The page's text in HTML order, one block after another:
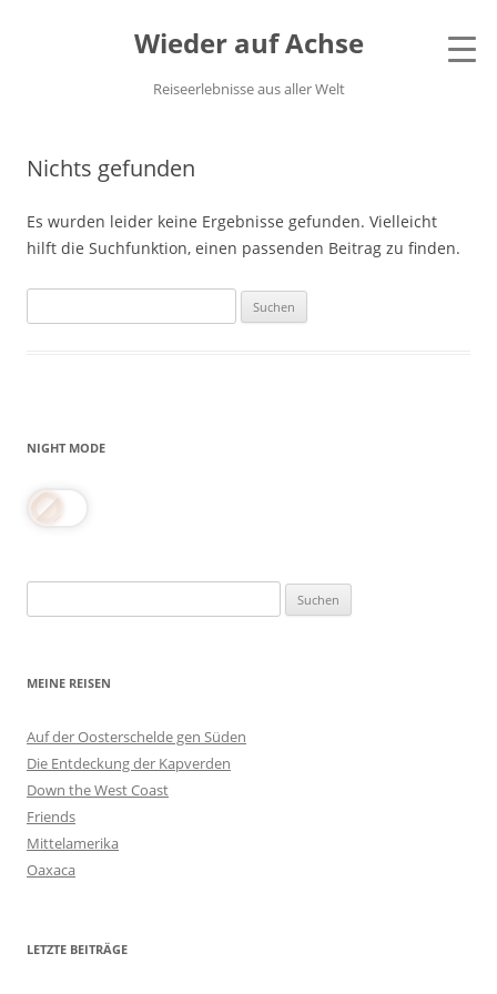
Wieder auf Achse
Reiseerlebnisse aus aller Welt
Nichts gefunden
Es wurden leider keine Ergebnisse gefunden. Vielleicht
hilft die Suchfunktion, einen passenden Beitrag zu finden.
nach:
NIGHT MODE
nach:
MEINE REISEN
Auf der Oosterschelde gen Süden
Die Entdeckung der Kapverden
Down the West Coast
Friends
Mittelamerika
Oaxaca
LETZTE BEITRÄGE